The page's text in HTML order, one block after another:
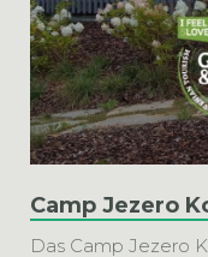
Camp Jezero
Das Camp Jezero